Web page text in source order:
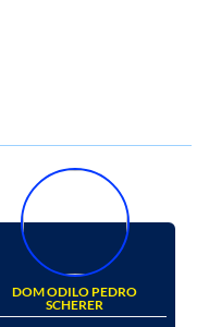
DOM ODILO PEDRO
SCHERER